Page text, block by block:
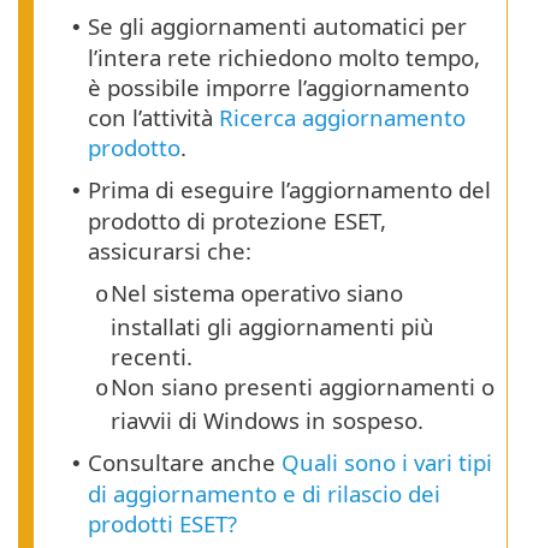
• Se gli aggiornamenti automatici per
l’intera rete richiedono molto tempo,
è possibile imporre l’aggiornamento
con l’attività Ricerca aggiornamento
prodotto.
• Prima di eseguire l’aggiornamento del
prodotto di protezione ESET,
assicurarsi che:
oNel sistema operativo siano
installati gli aggiornamenti più
recenti.
oNon siano presenti aggiornamenti o
riavvii di Windows in sospeso.
• Consultare anche Quali sono i vari tipi
di aggiornamento e di rilascio dei
prodotti ESET?